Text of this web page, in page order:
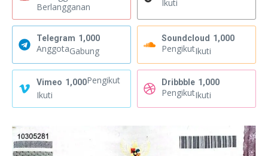
Berlangganan
Ikuti
Telegram 1,000
AnggotaGabung
Soundcloud 1,000
PengikutIkuti
Vimeo 1,000Pengikut
Ikuti
Dribbble 1,000
PengikutIkuti